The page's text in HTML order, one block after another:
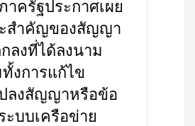
าครัฐประกาศเผย
สำคัญของสัญญา
ลงที่ได้ลงนาม
งการแก้ไข
ลงสัญญาหรือข้อ
ะบบเครือข่าย